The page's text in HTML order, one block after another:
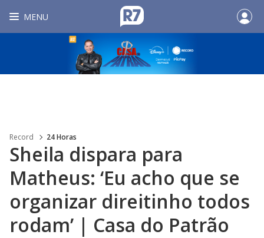
MENU
Record 24 Horas
Sheila dispara para
Matheus: ‘Eu acho que se
organizar direitinho todos
rodam’ | Casa do Patrão